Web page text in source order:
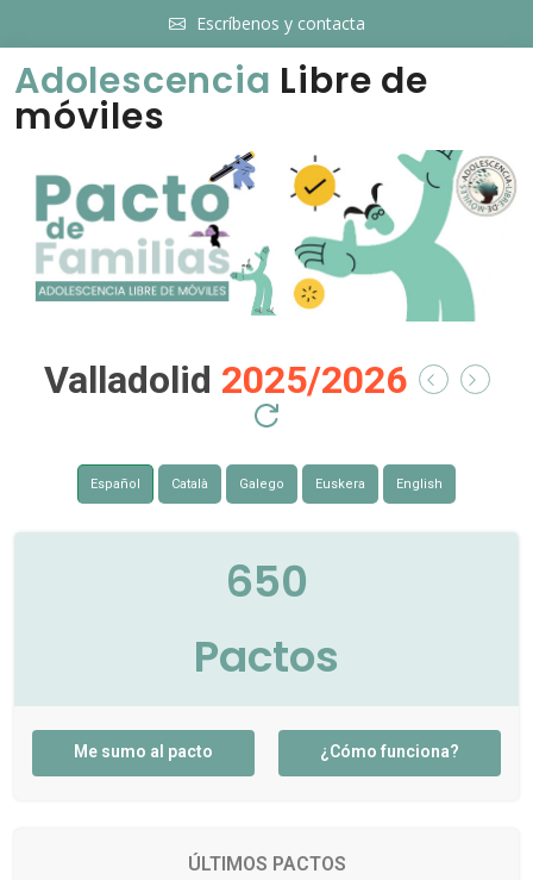
Escríbenos y contacta
Adolescencia Libre de
móviles
Valladolid 2025/2026
Español Català Galego Euskera English
650
Pactos
Me sumo al pacto ¿Cómo funciona?
ÚLTIMOS PACTOS